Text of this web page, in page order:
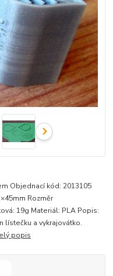
Objednací kód: 2013105
Rozměr
19g Materiál: PLA Popis:
a vykrajovátko.
popis